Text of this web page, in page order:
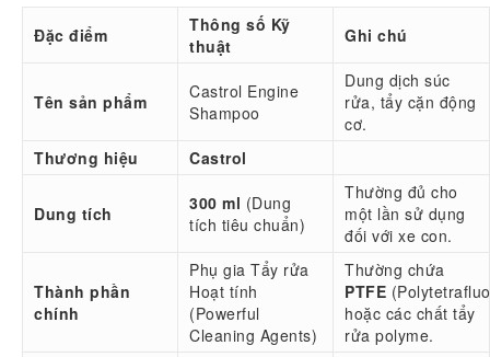
Đặc điểm
Thông số Kỹ
thuật
Ghi chú
Tên sản phẩm
Castrol Engine
Shampoo
Dung dịch súc
rửa, tẩy cặn động
cơ.
Thương hiệu
Castrol
Dung tích 300 ml (Dung
tích tiêu chuẩn)
Thường đủ cho
một lần sử dụng
đối với xe con.
Thành phần
chính
Phụ gia Tẩy rửa
Hoạt tính
(Powerful
Cleaning Agents)
Thường chứa
PTFE
hoặc các chất tẩy
rửa polyme.